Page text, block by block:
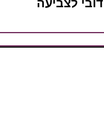
דובי לצביעה